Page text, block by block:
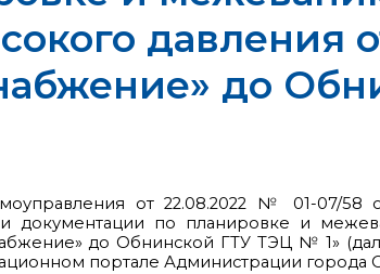
давления
до
от 22.08.2022 № 01-07/
документации по планировке и
до Обнинской ГТУ ТЭЦ № 1»
портале Администрации города